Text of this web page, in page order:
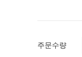
주문수량